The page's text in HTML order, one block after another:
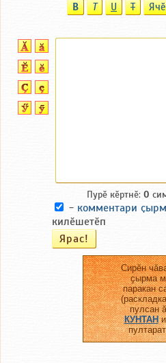
B T U T
Пурӗ кӗртнӗ: 0
- комментари
килӗшетӗп
Сирӗн
ҫырма
паракан
пулсан
КУНТАН